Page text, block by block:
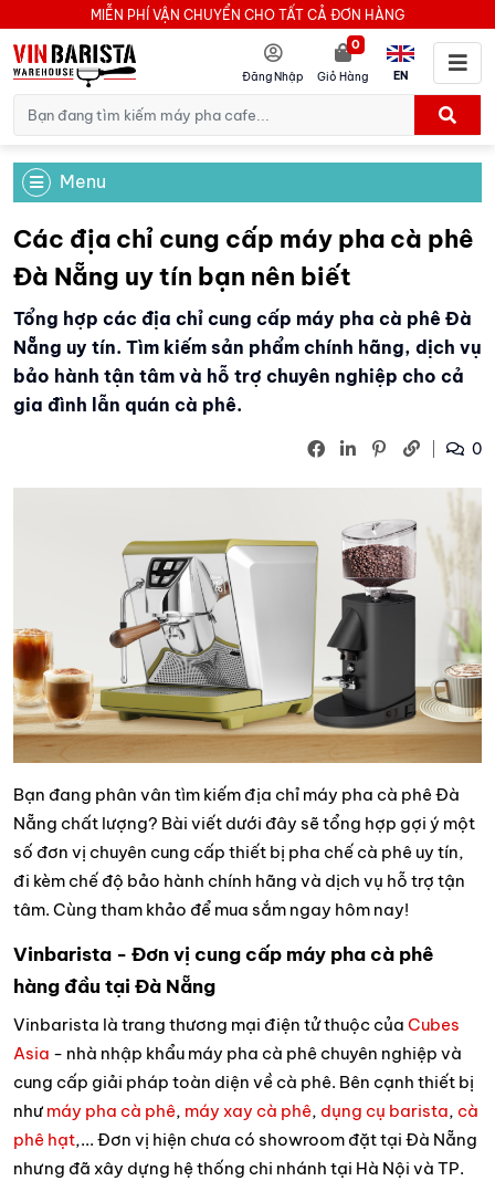
MIỄN PHÍ VẬN CHUYỂN CHO TẤT CẢ ĐƠN HÀNG
Đăng Nhập Giỏ Hàng
0
EN
Menu
Các địa chỉ cung cấp máy pha cà phê
Đà Nẵng uy tín bạn nên biết
Tổng hợp các địa chỉ cung cấp máy pha cà phê Đà
Nẵng uy tín. Tìm kiếm sản phẩm chính hãng, dịch vụ
bảo hành tận tâm và hỗ trợ chuyên nghiệp cho cả
gia đình lẫn quán cà phê.
0
Bạn đang phân vân tìm kiếm địa chỉ máy pha cà phê Đà
Nẵng chất lượng? Bài viết dưới đây sẽ tổng hợp gợi ý một
số đơn vị chuyên cung cấp thiết bị pha chế cà phê uy tín,
đi kèm chế độ bảo hành chính hãng và dịch vụ hỗ trợ tận
tâm. Cùng tham khảo để mua sắm ngay hôm nay!
Vinbarista - Đơn vị cung cấp máy pha cà phê
hàng đầu tại Đà Nẵng
Vinbarista là trang thương mại điện tử thuộc của Cubes
Asia - nhà nhập khẩu máy pha cà phê chuyên nghiệp và
cung cấp giải pháp toàn diện về cà phê. Bên cạnh thiết bị
như máy pha cà phê, máy xay cà phê, dụng cụ barista, cà
phê hạt,... Đơn vị hiện chưa có showroom đặt tại Đà Nẵng
nhưng đã xây dựng hệ thống chi nhánh tại Hà Nội và TP.